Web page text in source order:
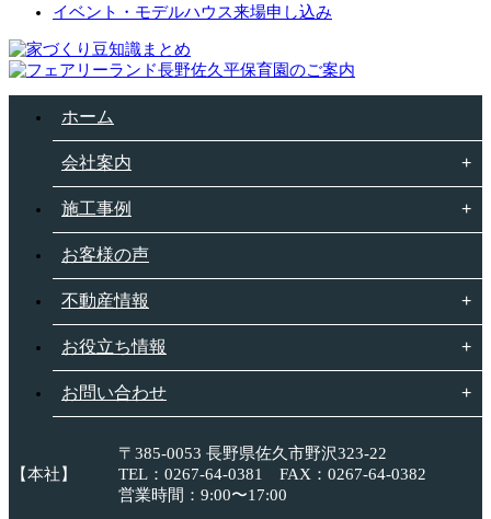
イベント・モデルハウス来場申し込み
ホーム
会社案内
施工事例
お客様の声
不動産情報
お役立ち情報
お問い合わせ
【本社】
〒385-0053 長野県佐久市野沢323-22
TEL：0267-64-0381 FAX：0267-64-0382
営業時間：9:00〜17:00